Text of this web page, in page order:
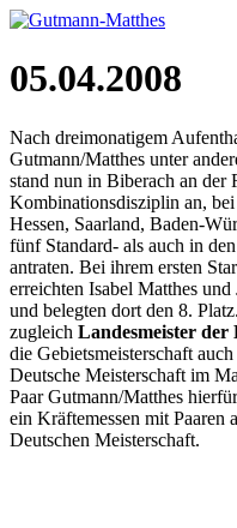
05.04.2008
Nach dreimonatigem
Gutmann/Matthes unter
stand nun in Biberach an der
Kombinationsdisziplin an,
Hessen, Saarland, Baden-
fünf Standard- als auch in
antraten. Bei ihrem ersten
erreichten Isabel Matthes
und belegten dort den 8.
zugleich Landesmeister
die Gebietsmeisterschaft
Deutsche Meisterschaft im
Paar Gutmann/Matthes
ein Kräftemessen mit Paaren
Deutschen Meisterschaft.